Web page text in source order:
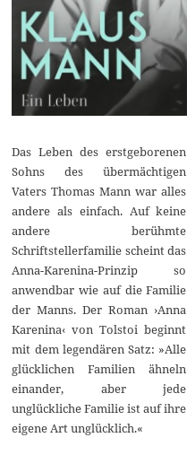
Das Leben des erstgeborenen
Sohns des übermächtigen
Vaters Thomas Mann war alles
andere als einfach. Auf keine
andere berühmte
Schriftstellerfamilie scheint das
Anna-Karenina-Prinzip so
anwendbar wie auf die Familie
der Manns. Der Roman ›Anna
Karenina‹ von Tolstoi beginnt
mit dem legendären Satz: »Alle
glücklichen Familien ähneln
einander, aber jede
unglückliche Familie ist auf ihre
eigene Art unglücklich.«